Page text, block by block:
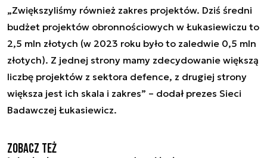
„Zwiększyliśmy również zakres projektów. Dziś średni
budżet projektów obronnościowych w Łukasiewiczu to
2,5 mln złotych (w 2023 roku było to zaledwie 0,5 mln
złotych). Z jednej strony mamy zdecydowanie większą
liczbę projektów z sektora defence, z drugiej strony
większa jest ich skala i zakres” – dodał prezes Sieci
Badawczej Łukasiewicz.
Zobacz też